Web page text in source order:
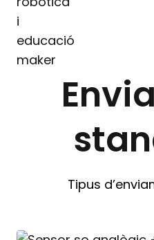
Tipus